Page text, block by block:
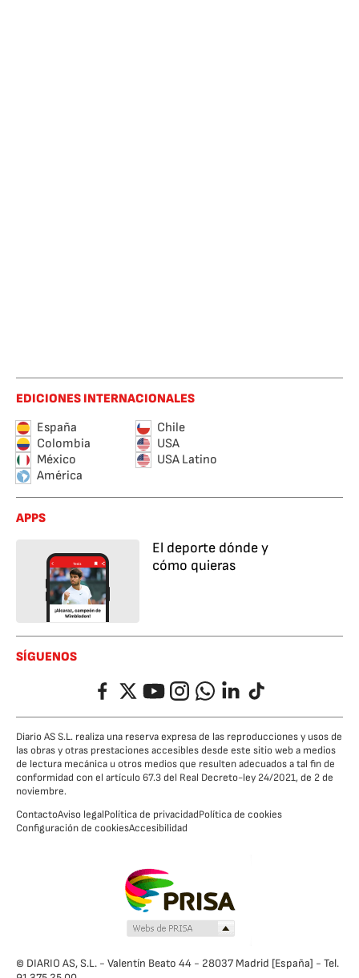
EDICIONES INTERNACIONALES
España
Chile
Colombia
USA
México
USA Latino
América
APPS
El deporte dónde y
cómo quieras
SÍGUENOS
FacebookTwitterYouTubeInstagramWhatsappLinkedIn
TikTok
Diario AS S.L. realiza una reserva expresa de las reproducciones y usos de
las obras y otras prestaciones accesibles desde este sitio web a medios
de lectura mecánica u otros medios que resulten adecuados a tal fin de
conformidad con el artículo 67.3 del Real Decreto-ley 24/2021, de 2 de
noviembre.
ContactoAviso legalPolítica de privacidadPolítica de cookies
Configuración de cookiesAccesibilidad
© DIARIO AS, S.L. - Valentín Beato 44 - 28037 Madrid [España] - Tel.